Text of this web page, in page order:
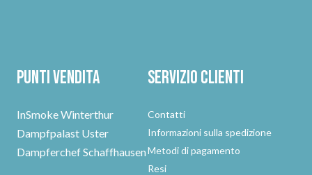
Punti vendita
InSmoke Winterthur
Dampfpalast Uster
Dampferchef Schaffhausen
Servizio clienti
Contatti
Informazioni sulla spedizione
Metodi di pagamento
Resi